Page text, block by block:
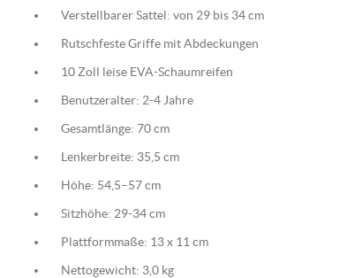
Verstellbarer Sattel: von 29 bis 34 cm
Rutschfeste Griffe mit Abdeckungen
10 Zoll leise EVA-Schaumreifen
Benutzeralter: 2-4 Jahre
Gesamtlänge: 70 cm
Lenkerbreite: 35,5 cm
Höhe: 54,5–57 cm
Sitzhöhe: 29-34 cm
Plattformmaße: 13 x 11 cm
Nettogewicht: 3,0 kg